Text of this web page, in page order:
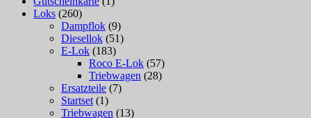
Loks (260)
Dampflok (9)
Diesellok (51)
E-Lok (183)
Roco E-Lok (57)
Triebwagen (28)
Ersatzteile (7)
Startset (1)
Triebwagen (13)